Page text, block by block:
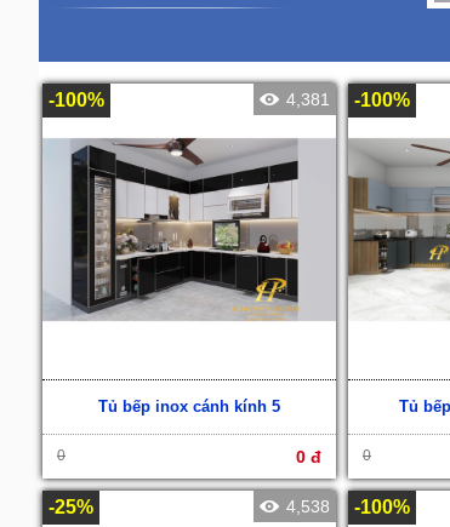
-100% 4,381
Tủ bếp inox cánh kính 5
0 0 đ
-100%
Tủ
0
-25% 4,538 -100%